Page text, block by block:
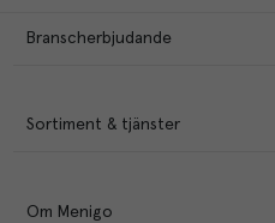
Branscherbjudande
Sortiment & tjänster
Om Menigo